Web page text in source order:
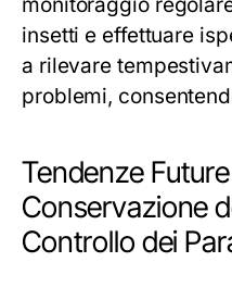
insetti e effettuare
a rilevare
problemi,
Tendenze
Conservazione
Controllo dei